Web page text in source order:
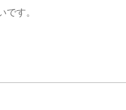
です。